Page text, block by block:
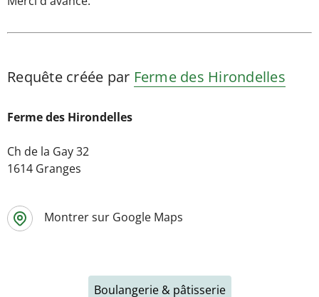
Requête créée par Ferme des Hirondelles
Ferme des Hirondelles
Ch de la Gay 32
1614 Granges
Montrer sur Google Maps
Boulangerie & pâtisserie